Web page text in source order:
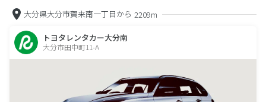
大分県大分市賀来南一丁目から 2209m
トヨタレンタカー大分南
大分市田中町11-A